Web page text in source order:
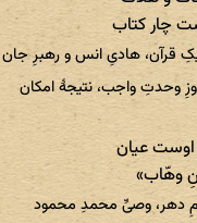
چار کتاب
قرآن، هادیِ انس و رهبرِ جان
وحدتِ واجب، نتیجهٔ امکان
اوست عیان
وهّاب»
دهر، وصیِّ محمدِ محمود